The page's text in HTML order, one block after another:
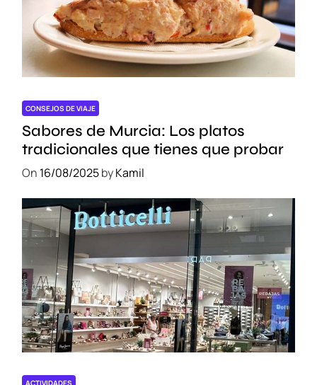
e
s
q
u
e
e
n
e
s
q
u
e
r
o
b
a
r
CONSEJOS DE VIAJE
Sabores de Murcia: Los platos
tradicionales que tienes que probar
On 16/08/2025byKamil